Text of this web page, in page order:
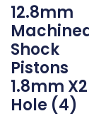
12.8mm
Shock
Pistons
1.8mm X2
Hole (4)